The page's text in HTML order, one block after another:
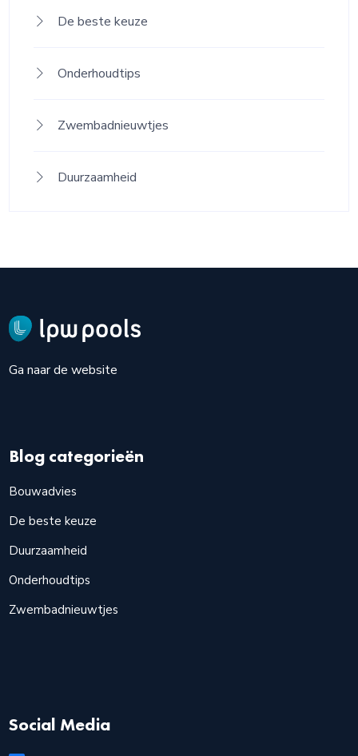
De beste keuze
Onderhoudtips
Zwembadnieuwtjes
Duurzaamheid
Ga naar de website
Blog categorieën
Bouwadvies
De beste keuze
Duurzaamheid
Onderhoudtips
Zwembadnieuwtjes
Social Media